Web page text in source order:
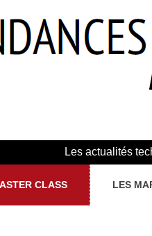
Les actualités
CLASS LES